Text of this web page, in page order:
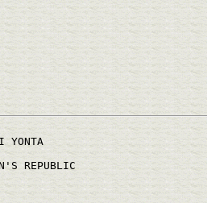
YONTA
REPUBLIC